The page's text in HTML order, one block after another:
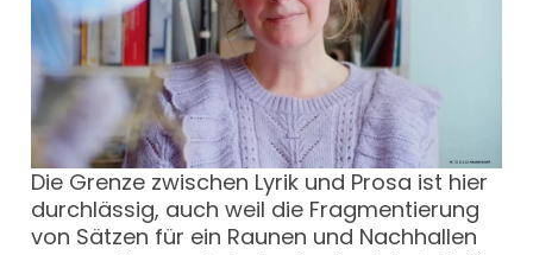
Die Grenze zwischen Lyrik und Prosa ist hier
durchlässig, auch weil die Fragmentierung
von Sätzen für ein Raunen und Nachhallen